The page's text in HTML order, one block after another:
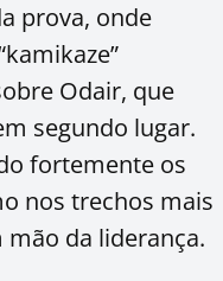
prova, onde
Odair, que
segundo lugar.
fortemente os
nos trechos mais
da liderança.